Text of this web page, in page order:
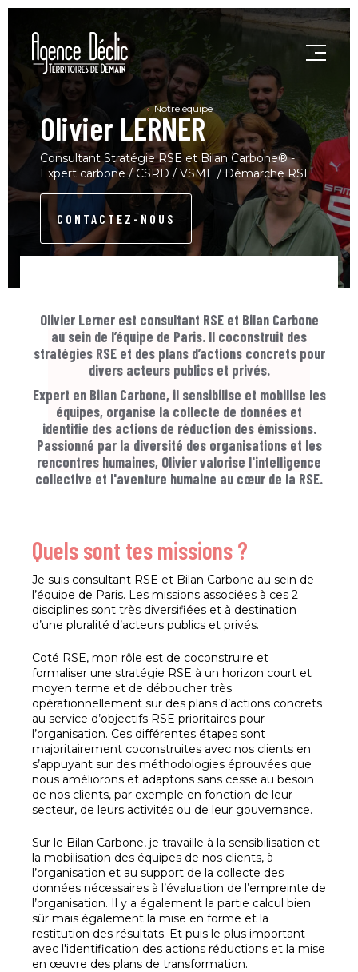
Notre équipe
Olivier LERNER
Consultant Stratégie RSE et Bilan Carbone® -
Expert carbone / CSRD / VSME / Démarche RSE
CONTACTEZ-NOUS
Olivier Lerner est consultant RSE et Bilan Carbone
au sein de l’équipe de Paris. Il coconstruit des
stratégies RSE et des plans d’actions concrets pour
divers acteurs publics et privés.
Expert en Bilan Carbone, il sensibilise et mobilise les
équipes, organise la collecte de données et
identifie des actions de réduction des émissions.
Passionné par la diversité des organisations et les
rencontres humaines, Olivier valorise l'intelligence
collective et l'aventure humaine au cœur de la RSE.
Quels sont tes missions ?
Je suis consultant RSE et Bilan Carbone au sein de
l’équipe de Paris. Les missions associées à ces 2
disciplines sont très diversifiées et à destination
d’une pluralité d’acteurs publics et privés.
Coté RSE, mon rôle est de coconstruire et
formaliser une stratégie RSE à un horizon court et
moyen terme et de déboucher très
opérationnellement sur des plans d’actions concrets
au service d’objectifs RSE prioritaires pour
l’organisation. Ces différentes étapes sont
majoritairement coconstruites avec nos clients en
s’appuyant sur des méthodologies éprouvées que
nous améliorons et adaptons sans cesse au besoin
de nos clients, par exemple en fonction de leur
secteur, de leurs activités ou de leur gouvernance.
Sur le Bilan Carbone, je travaille à la sensibilisation et
la mobilisation des équipes de nos clients, à
l’organisation et au support de la collecte des
données nécessaires à l’évaluation de l’empreinte de
l’organisation. Il y a également la partie calcul bien
sûr mais également la mise en forme et la
restitution des résultats. Et puis le plus important
avec l'identification des actions réductions et la mise
en œuvre des plans de transformation.